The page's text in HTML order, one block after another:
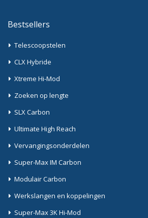
Bestsellers
Telescoopstelen
CLX Hybride
Xtreme Hi-Mod
Zoeken op lengte
SLX Carbon
Ultimate High Reach
Vervangingsonderdelen
Super-Max IM Carbon
Modulair Carbon
Werkslangen en koppelingen
Super-Max 3K Hi-Mod